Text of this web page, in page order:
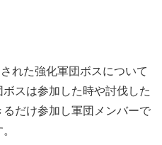
れた強化軍団ボスについて
スは参加した時や討伐した
だけ参加し軍団メンバーで